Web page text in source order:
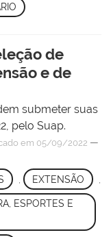
de
e de
submeter suas
pelo Suap.
em 05/09/2022 —
EXTENSÃO
ESPORTES E